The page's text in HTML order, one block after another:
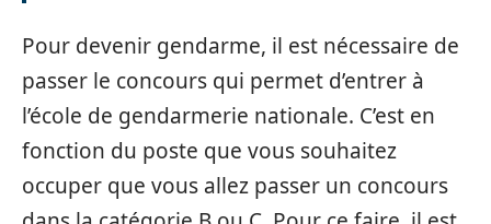
Pour devenir gendarme, il est nécessaire de
passer le concours qui permet d’entrer à
l’école de gendarmerie nationale. C’est en
fonction du poste que vous souhaitez
occuper que vous allez passer un concours